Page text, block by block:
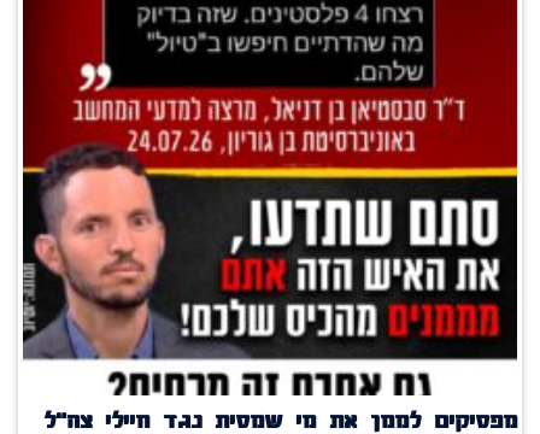
מפסיקים לממן את מי שמסית נגד חיילי צה"ל